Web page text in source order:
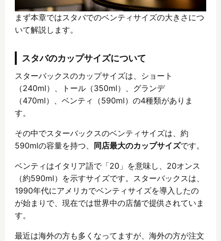
まず本章ではスタバでのベンティサイズの大きさにつ
いて解説します。
スタバのカップサイズについて
スターバックスのカップサイズは、ショート
（240ml）、トール（350ml）、グランデ
（470ml）、ベンティ（590ml）の4種類がありま
す。
その中でスターバックスのベンティサイズは、約
590mlの容量を持つ、 同店最大のカップサイズです。
ベンティはイタリア語で「20」を意味し、20オンス
（約590ml）を示すサイズです。スターバックスは、
1990年代にアメリカでベンティサイズを導入したの
が始まりで、現在では世界中の店舗で提供されていま
す。
最近は海外の方も多くなってますが、海外の方が注文